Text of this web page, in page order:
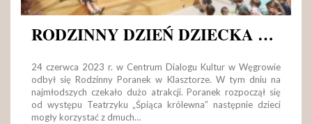
RODZINNY DZIEŃ DZIECKA W CDK W WĘGROWIE
24 czerwca 2023 r. w Centrum Dialogu Kultur w Węgrowie
odbył się Rodzinny Poranek w Klasztorze. W tym dniu na
najmłodszych czekało dużo atrakcji. Poranek rozpoczął się
od występu Teatrzyku „Śpiąca królewna” następnie dzieci
mogły korzystać z dmuch…